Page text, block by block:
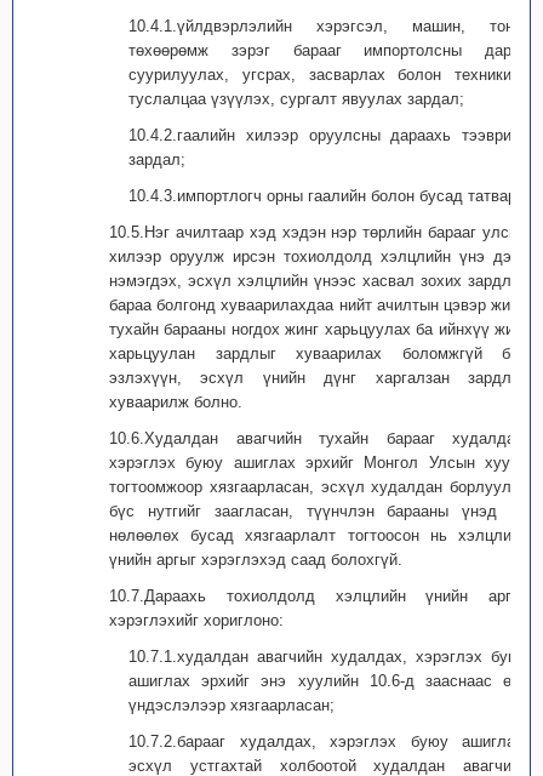
10.4.1.үйлдвэрлэлийн хэрэгсэл, машин, тоног
төхөөрөмж зэрэг барааг импортолсны дараа
суурилуулах, угсрах, засварлах болон техникийн
туслалцаа үзүүлэх, сургалт явуулах зардал;
10.4.2.гаалийн хилээр оруулсны дараахь тээврийн
зардал;
10.4.3.импортлогч орны гаалийн болон бусад татвар.
10.5.Нэг ачилтаар хэд хэдэн нэр төрлийн барааг улсын
хилээр оруулж ирсэн тохиолдолд хэлцлийн үнэ дээр
нэмэгдэх, эсхүл хэлцлийн үнээс хасвал зохих зардлыг
бараа болгонд хуваарилахдаа нийт ачилтын цэвэр жинд
тухайн барааны ногдох жинг харьцуулах ба ийнхүү жинг
харьцуулан зардлыг хуваарилах боломжгүй бол
эзлэхүүн, эсхүл үнийн дүнг харгалзан зардлыг
хуваарилж болно.
10.6.Худалдан авагчийн тухайн барааг худалдах,
хэрэглэх буюу ашиглах эрхийг Монгол Улсын хууль
тогтоомжоор хязгаарласан, эсхүл худалдан борлуулах
бүс нутгийг заагласан, түүнчлэн барааны үнэд үл
нөлөөлөх бусад хязгаарлалт тогтоосон нь хэлцлийн
үнийн аргыг хэрэглэхэд саад болохгүй.
10.7.Дараахь тохиолдолд хэлцлийн үнийн аргыг
хэрэглэхийг хориглоно:
10.7.1.худалдан авагчийн худалдах, хэрэглэх буюу
ашиглах эрхийг энэ хуулийн 10.6-д зааснаас өөр
үндэслэлээр хязгаарласан;
10.7.2.барааг худалдах, хэрэглэх буюу ашиглах,
эсхүл устгахтай холбоотой худалдан авагчийн